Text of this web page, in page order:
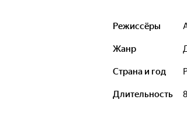
Режиссёры
Жанр
Страна и год
Длительность